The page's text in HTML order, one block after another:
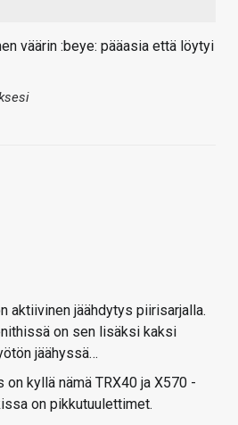
väärin :beye: pääasia että löytyi
aktiivinen jäähdytys piirisarjalla.
on sen lisäksi kaksi
jäähyssä…
on kyllä nämä TRX40 ja X570 -
on pikkutuulettimet.